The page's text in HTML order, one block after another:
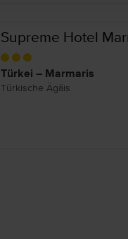
Supreme Hotel
Türkei – Marmaris
Türkische Ägäis